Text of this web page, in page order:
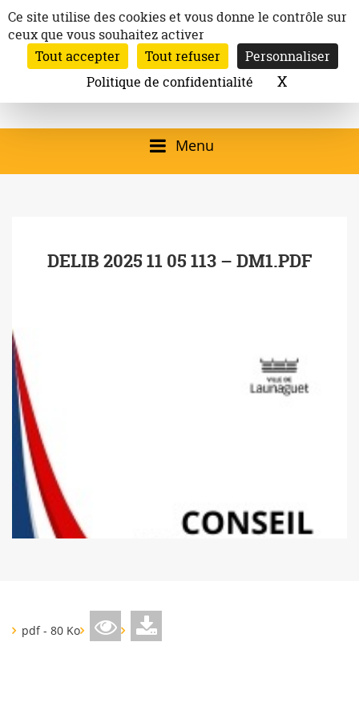
au
contenu
Ville de
Launaguet
Site officiel de la
Mairie de
Launaguet (31140)
qui présente la ville,
programmation
Inscription à la newsletter
Email:
Rechercher
Menu
DELIB 2025 11 05 113 – DM1.PDF
pdf - 80 Ko
Panneau de gestion des cookies
Ce site utilise des cookies et vous donne le contrôle sur
ceux que vous souhaitez activer
Tout accepter
Tout refuser
Personnaliser
Politique de confidentialité
XMasquer